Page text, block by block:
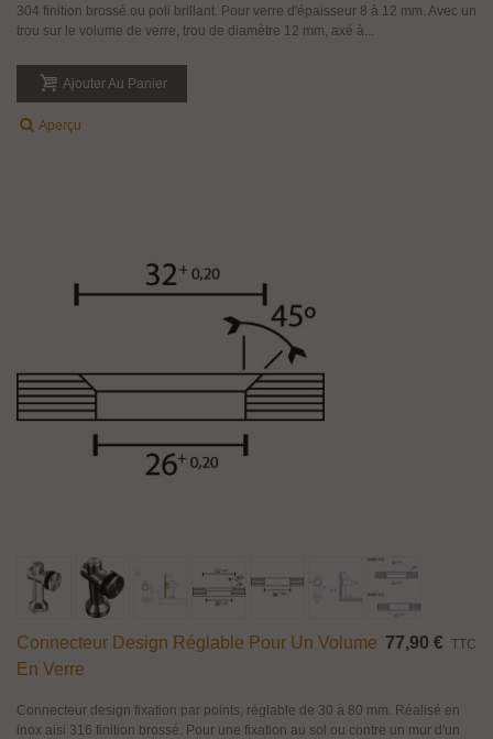
304 finition brossé ou poli brillant. Pour verre d'épaisseur 8 à 12 mm. Avec un
trou sur le volume de verre, trou de diamètre 12 mm, axé à...
Ajouter Au Panier
Aperçu
Connecteur Design Réglable Pour Un Volume
En Verre
77,90 € TTC
Connecteur design fixation par points, réglable de 30 à 80 mm. Réalisé en
inox aisi 316 finition brossé. Pour une fixation au sol ou contre un mur d'un